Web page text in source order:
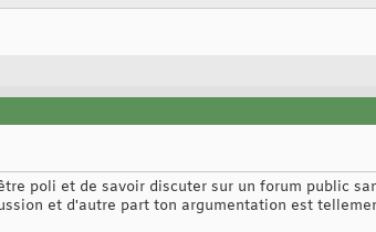
poli et de savoir discuter sur un forum public
et d'autre part ton argumentation est